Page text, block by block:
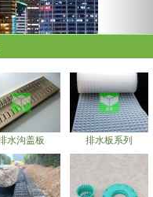
水沟盖板 排水板系列